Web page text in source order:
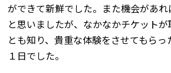
ができて新鮮でした。また機会があ
と思いましたが、なかなかチケット
とも知り、貴重な体験をさせてもら
１日でした。